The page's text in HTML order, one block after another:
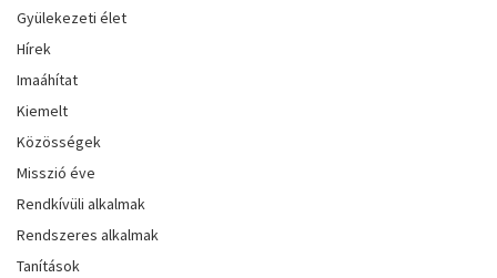
Gyülekezeti élet
Hírek
Imaáhítat
Kiemelt
Közösségek
Misszió éve
Rendkívüli alkalmak
Rendszeres alkalmak
Tanítások